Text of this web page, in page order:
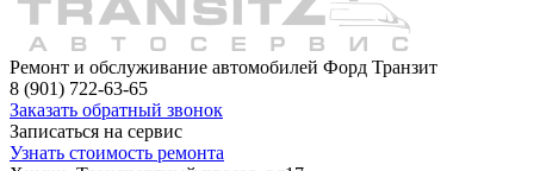
Ремонт и обслуживание автомобилей Форд Транзит
8 (901) 722-63-65
Заказать обратный звонок
Записаться на сервис
Узнать стоимость ремонта